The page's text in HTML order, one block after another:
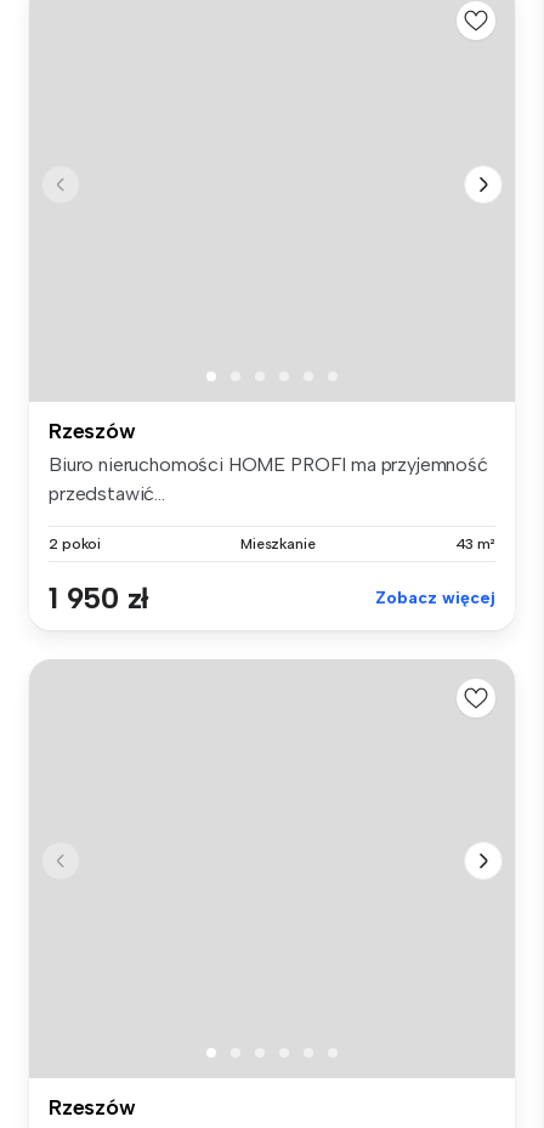
Rzeszów
Biuro nieruchomości HOME PROFI ma przyjemność
przedstawić...
2 pokoi Mieszkanie 43 m²
1 950 zł Zobacz więcej
Rzeszów